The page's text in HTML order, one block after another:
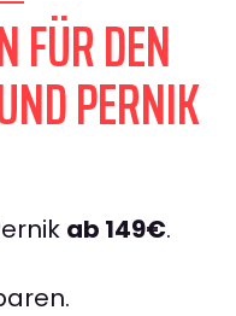
FÜR DEN
PERNIK
ab 149€.